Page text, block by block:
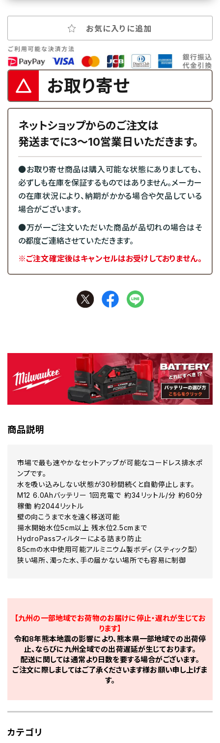
お気に入りに追加
お取り寄せ
ネットショップからのご注文は
発送までに3～10営業日いただきます。
●お取り寄せ商品は購入可能な状態にありましても、
必ずしも在庫を保証するものではありません。メーカー
の在庫状況により、納期がかかる場合や欠品している
場合がございます。
●万が一ご注文いただいた商品が品切れの場合はそ
の都度ご連絡させていただきます。
※ご注文確定後はキャンセルはお受けしておりません。
商品説明
市場で最も速やかなセットアップが可能なコードレス排水ポ
ンプです。
水を吸い込みしない状態が30秒間続くと自動停止します。
M12 6.0Ahバッテリー 1回充電で 約34リットル/分 約60分
稼働 約2044リットル
壁の向こうまで水を遠く移送可能
揚水開始水位5cm以上 残水位2.5cmまで
HydroPassフィルターによる詰まり防止
85cmの水中使用可能アルミニウム製ボディ（スティック型）
狭い場所、濁った水、手の届かない場所でも容易に制御
【九州の一部地域でお荷物のお届けに停止・遅れが生じてお
ります】
令和8年熊本地震の影響により、熊本県一部地域での出荷停
止、ならびに九州全域での出荷遅延が生じております。
配送に関しては通常より日数を要する場合がございます。
ご注文に際しましてはご了承くださいます様お願い申し上げま
す。
カテゴリ